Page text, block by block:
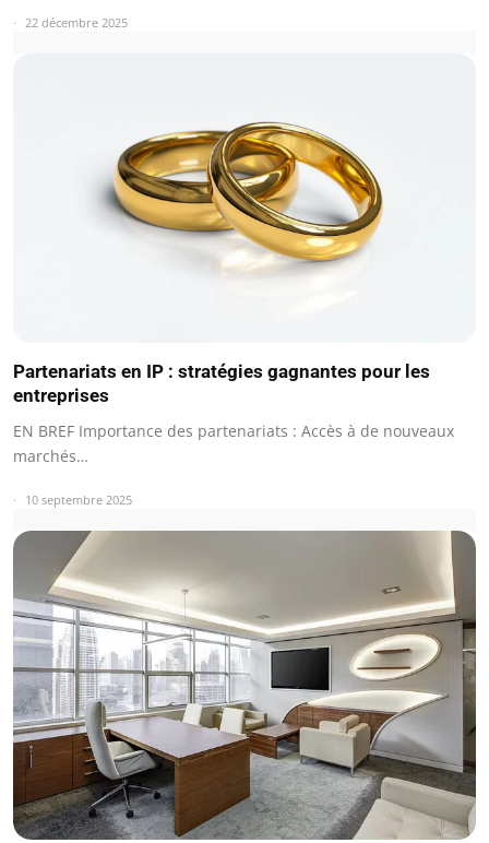
22 décembre 2025
Partenariats en IP : stratégies gagnantes pour les
entreprises
EN BREF Importance des partenariats : Accès à de nouveaux
marchés…
10 septembre 2025